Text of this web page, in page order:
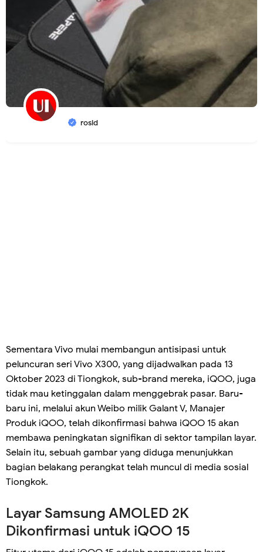
rosid
Sementara Vivo mulai membangun antisipasi untuk
peluncuran seri Vivo X300, yang dijadwalkan pada 13
Oktober 2023 di Tiongkok, sub-brand mereka, iQOO, juga
tidak mau ketinggalan dalam menggebrak pasar. Baru-
baru ini, melalui akun Weibo milik Galant V, Manajer
Produk iQOO, telah dikonfirmasi bahwa iQOO 15 akan
membawa peningkatan signifikan di sektor tampilan layar.
Selain itu, sebuah gambar yang diduga menunjukkan
bagian belakang perangkat telah muncul di media sosial
Tiongkok.
Layar Samsung AMOLED 2K
Dikonfirmasi untuk iQOO 15